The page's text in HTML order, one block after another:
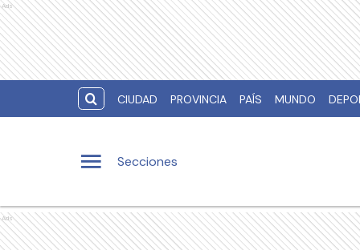
Ads
CIUDAD PROVINCIA PAÍS MUNDO
Secciones
Ads